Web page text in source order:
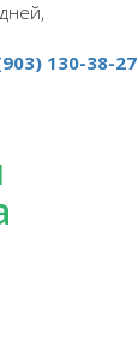
130-38-27